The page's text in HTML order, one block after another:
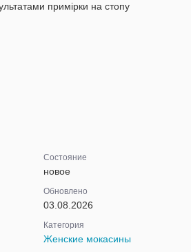
примірки на стопу
Состояние
новое
Обновлено
03.08.2026
Категория
Женские мокасины